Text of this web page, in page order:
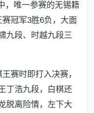
，唯一参赛的无锡籍
冠军3胜6负，大面
九段、时越九段三
赛时即打入决赛，
丁浩九段，白棋还
脱离险情，左下大